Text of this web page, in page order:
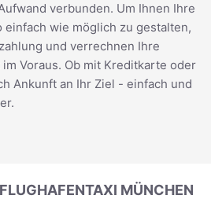
verbunden. Um Ihnen Ihre
wie möglich zu gestalten,
und verrechnen Ihre
Voraus. Ob mit Kreditkarte oder
Ankunft an Ihr Ziel - einfach und
MÜNCHEN